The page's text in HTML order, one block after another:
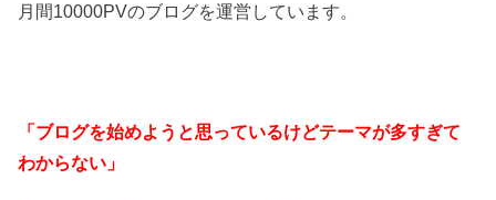
月間10000PVのブログを運営しています。
「ブログを始めようと思っているけどテーマが多すぎて
わからない」